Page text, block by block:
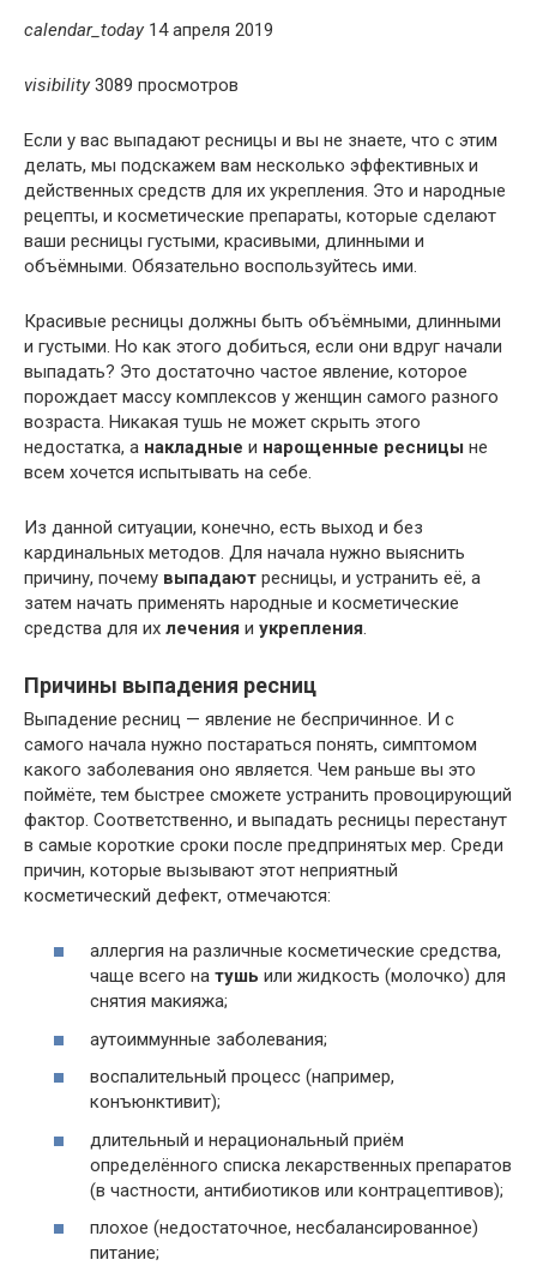
calendar_today14 апреля 2019
visibility3089 просмотров
Если у вас выпадают ресницы и вы не знаете, что с этим
делать, мы подскажем вам несколько эффективных и
действенных средств для их укрепления. Это и народные
рецепты, и косметические препараты, которые сделают
ваши ресницы густыми, красивыми, длинными и
объёмными. Обязательно воспользуйтесь ими.
Красивые ресницы должны быть объёмными, длинными
и густыми. Но как этого добиться, если они вдруг начали
выпадать? Это достаточно частое явление, которое
порождает массу комплексов у женщин самого разного
возраста. Никакая тушь не может скрыть этого
недостатка, а накладные и нарощенные ресницы не
всем хочется испытывать на себе.
Из данной ситуации, конечно, есть выход и без
кардинальных методов. Для начала нужно выяснить
причину, почему выпадают ресницы, и устранить её, а
затем начать применять народные и косметические
средства для их лечения и укрепления.
Причины выпадения ресниц
Выпадение ресниц — явление не беспричинное. И с
самого начала нужно постараться понять, симптомом
какого заболевания оно является. Чем раньше вы это
поймёте, тем быстрее сможете устранить провоцирующий
фактор. Соответственно, и выпадать ресницы перестанут
в самые короткие сроки после предпринятых мер. Среди
причин, которые вызывают этот неприятный
косметический дефект, отмечаются:
аллергия на различные косметические средства,
чаще всего на тушь или жидкость (молочко) для
снятия макияжа;
аутоиммунные заболевания;
воспалительный процесс (например,
конъюнктивит);
длительный и нерациональный приём
определённого списка лекарственных препаратов
(в частности, антибиотиков или контрацептивов);
плохое (недостаточное, несбалансированное)
питание;